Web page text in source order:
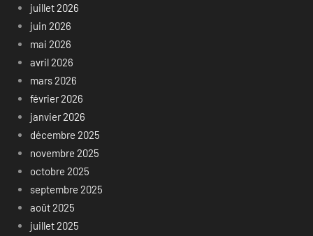
juillet 2026
juin 2026
mai 2026
avril 2026
mars 2026
février 2026
janvier 2026
décembre 2025
novembre 2025
octobre 2025
septembre 2025
août 2025
juillet 2025